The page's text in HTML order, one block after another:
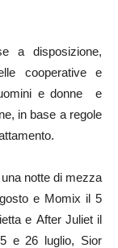
a disposizione,
cooperative e
e donne e
in base a regole
notte di mezza
e Momix il 5
e After Juliet il
e 26 luglio, Sior